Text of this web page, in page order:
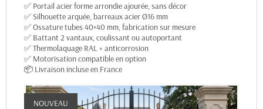
✅ Portail acier forme arrondie ajourée, sans décor
✅ Silhouette arquée, barreaux acier Ø16 mm
✅ Ossature tubes 40×40 mm, fabrication sur mesure
✅ Battant 2 vantaux, coulissant ou autoportant
✅ Thermolaquage RAL + anticorrosion
✅ Motorisation compatible en option
📦 Livraison incluse en France
NOUVEAU